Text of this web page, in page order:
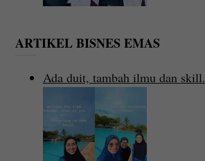
ARTIKEL BISNES EMAS
Ada duit, tambah ilmu dan skill.